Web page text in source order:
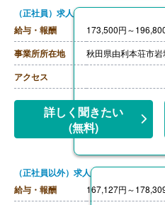
（正社員）求人
給与・報酬
173,500円～
事業所所在地 秋田県由利本荘市
アクセス
詳しく聞きたい
(無料)
（正社員以外）求人
給与・報酬
167,127円～